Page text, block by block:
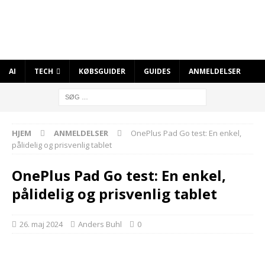
AI TECH KØBSGUIDER GUIDES ANMELDELSER
HJEM ANMELDELSER
OnePlus Pad Go test: En enkel,
pålidelig og prisvenlig tablet
OnePlus Pad Go test: En enkel,
pålidelig og prisvenlig tablet
26. maj 2024 Anders Buhl 0